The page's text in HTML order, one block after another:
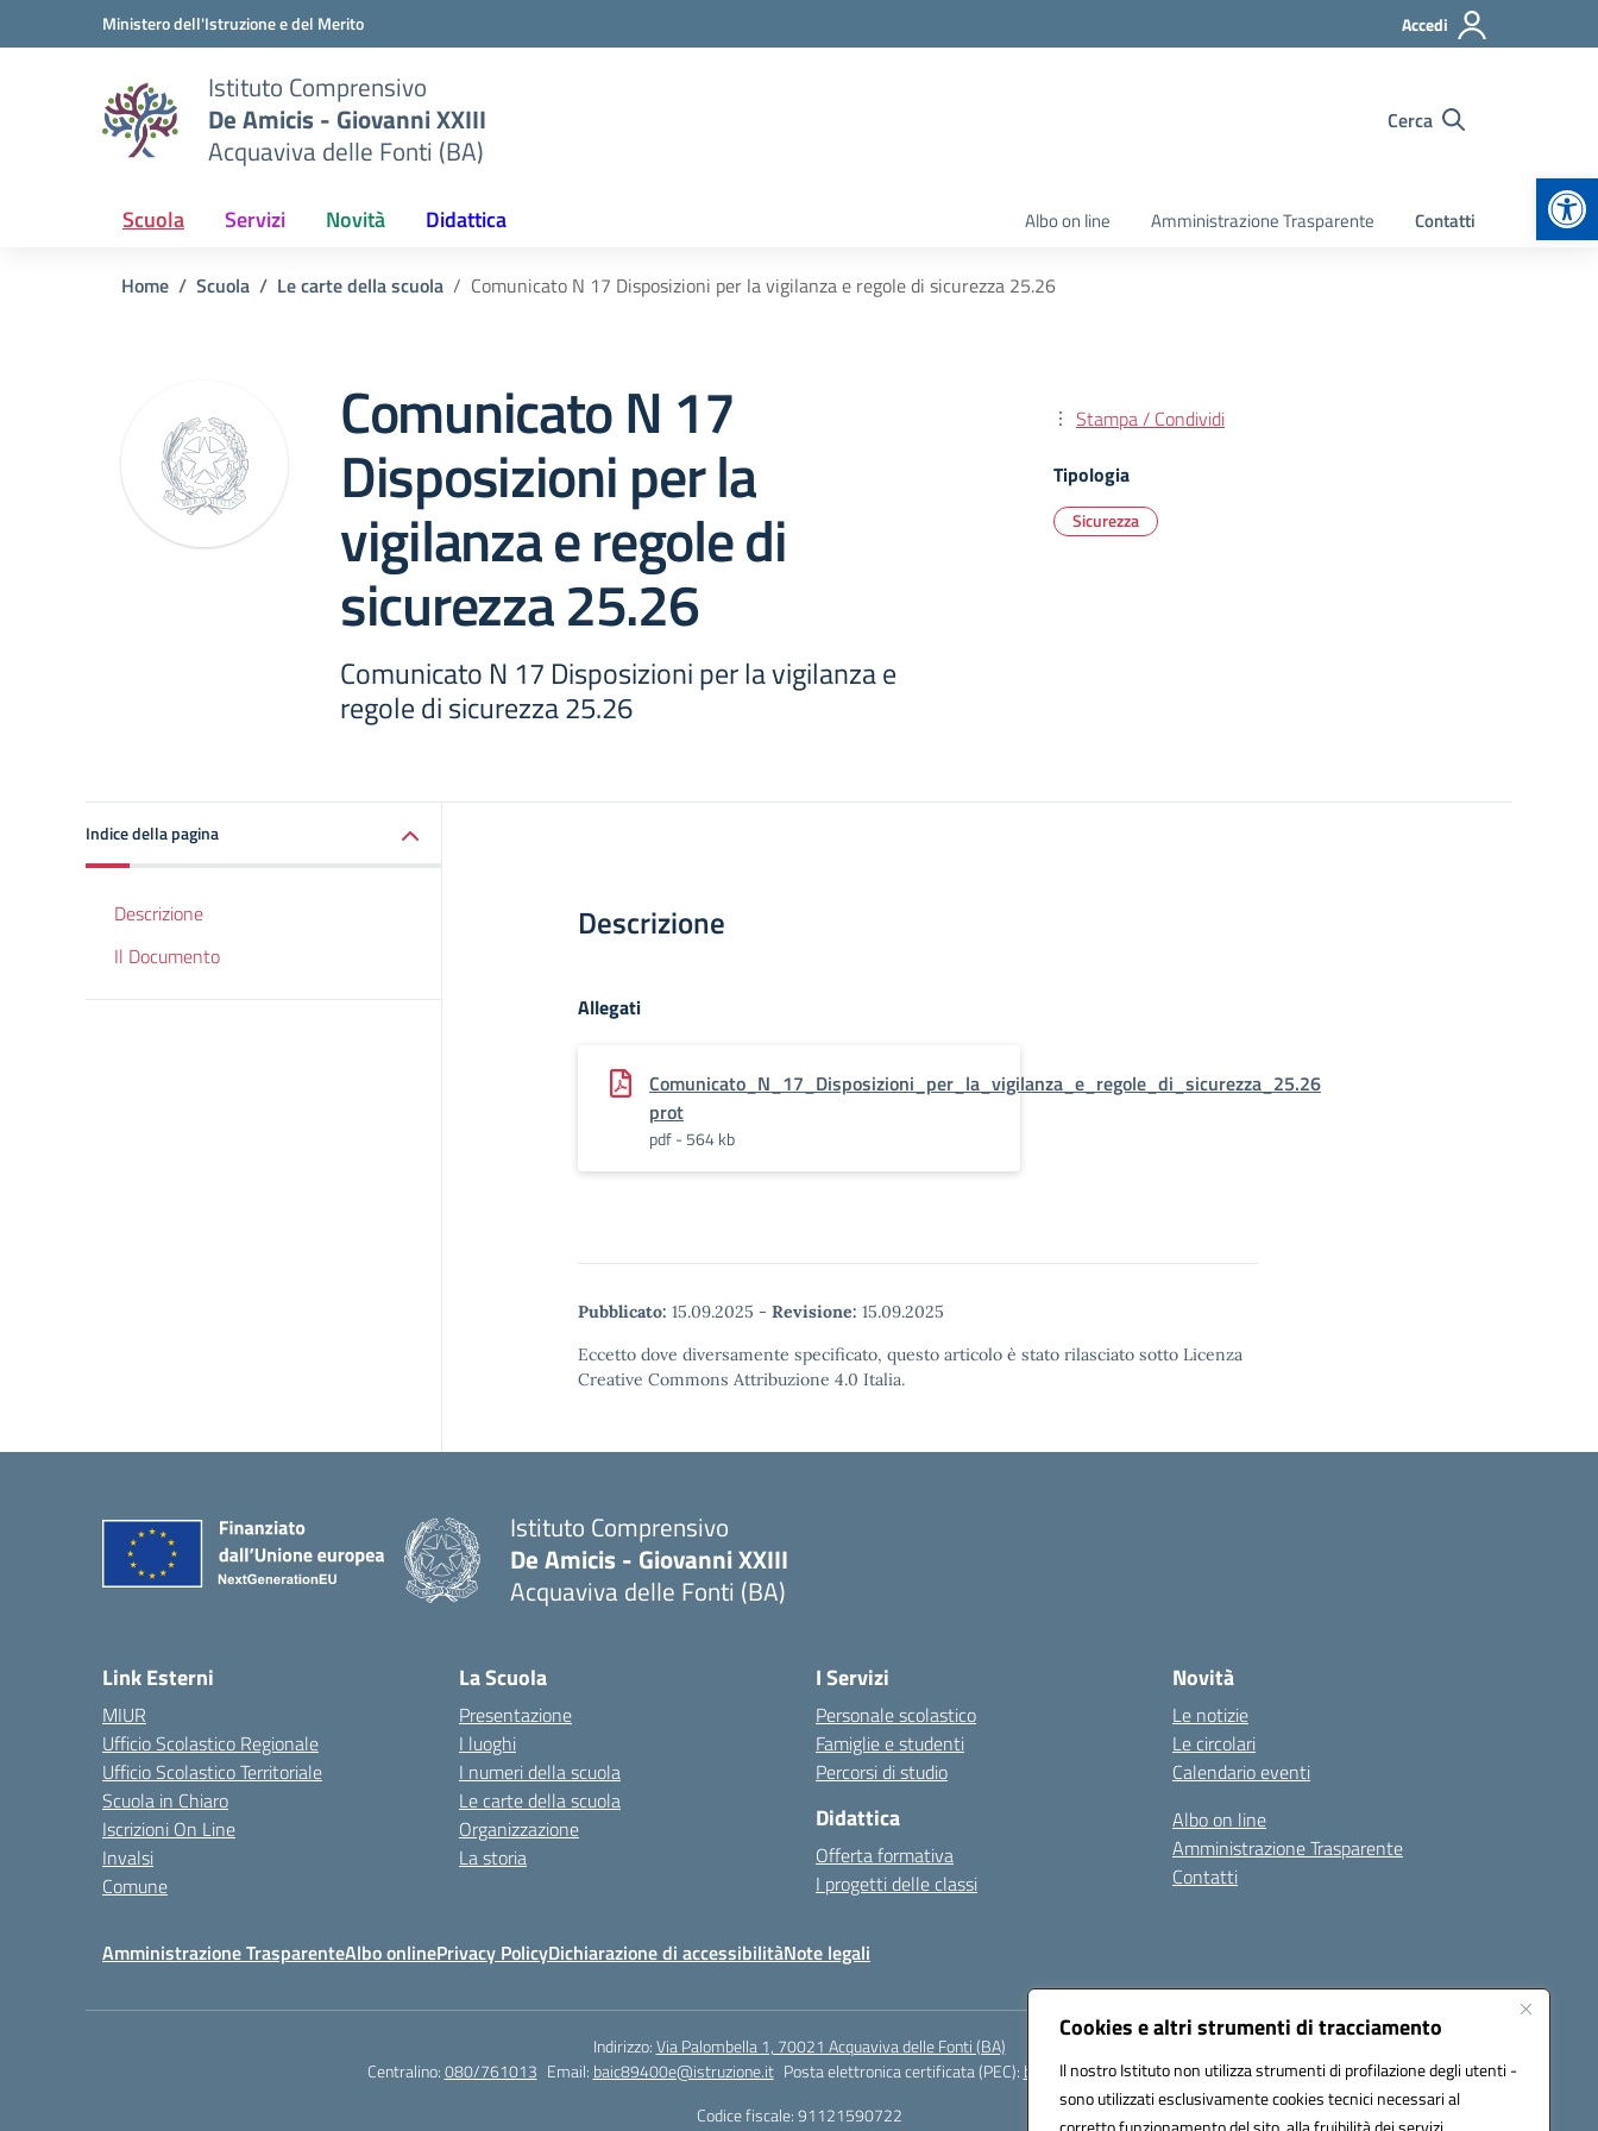
Cookies e altri strumenti di tracciamento
Il nostro Istituto non utilizza strumenti di profilazione degli utenti -
sono utilizzati esclusivamente cookies tecnici necessari al
Vai ai contenuti
Vai al menu di navigazioneMinistero dell'Istruzione e del Merito Accedi
Istituto Comprensivo
De Amicis - Giovanni XXIII
Acquaviva delle Fonti (BA)
Cerca
Scuola Servizi Novità Didattica Albo on line Amministrazione Trasparente Contatti
Home Scuola Le carte della scuola Comunicato N 17 Disposizioni per la vigilanza e regole di sicurezza 25.26
Comunicato N 17
Disposizioni per la
vigilanza e regole di
sicurezza 25.26
Comunicato N 17 Disposizioni per la vigilanza e
regole di sicurezza 25.26
Stampa / Condividi
Tipologia
Sicurezza
Indice della pagina
Descrizione
Il Documento
Descrizione
Allegati
Comunicato_N_17_Disposizioni_per_la_vigilanza_e_regole_di_sicurezza_25.26
prot
pdf - 564 kb
Pubblicato: 15.09.2025 - Revisione: 15.09.2025
Eccetto dove diversamente specificato, questo articolo è stato rilasciato sotto Licenza
Creative Commons Attribuzione 4.0 Italia.
Istituto Comprensivo
De Amicis - Giovanni XXIII
Acquaviva delle Fonti (BA)
Link Esterni
MIUR
Ufficio Scolastico Regionale
Ufficio Scolastico Territoriale
Scuola in Chiaro
Iscrizioni On Line
Invalsi
Comune
La Scuola
Presentazione
I luoghi
I numeri della scuola
Le carte della scuola
Organizzazione
La storia
I Servizi
Personale scolastico
Famiglie e studenti
Percorsi di studio
Didattica
Offerta formativa
I progetti delle classi
Novità
Le notizie
Le circolari
Calendario eventi
Albo on line
Amministrazione Trasparente
Contatti
Amministrazione TrasparenteAlbo onlinePrivacy PolicyDichiarazione di accessibilitàNote legali
Indirizzo:Via Palombella 1, 70021 Acquaviva delle Fonti (BA)
Centralino:080/761013 Email: baic89400e@istruzione.it Posta elettronica certificata (PEC): baic89400e@pec.istruzione.it
Codice fiscale: 91121590722